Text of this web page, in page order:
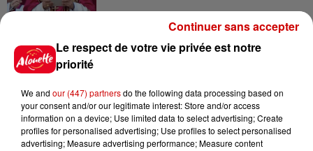
Jeux
Gagnez vos places pour le
festival Marché Gourmand 2026
à Coulon !
Le respect de votre vie privée est notre
priorité
We and our (447) partnersdo the following data processing based on
your consent and/or our legitimate interest: Store and/or access
information on a device; Use limited data to select advertising; Create
profiles for personalised advertising; Use profiles to select personalised
advertising; Measure advertising performance; Measure content
Continuer sans accepter